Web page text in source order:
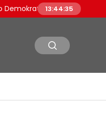
Cumhuriyeti’nde
13:44:35